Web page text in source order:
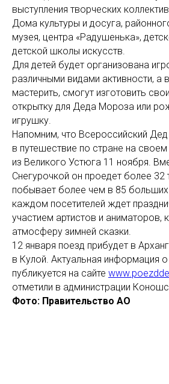
выступления творческих
Дома культуры и досуга,
музея, центра «Радушенька»,
детской школы искусств.
Для детей будет организована
различными видами активности, а
мастерить, смогут изготовить
открытку для Деда Мороза или
игрушку.
Напомним, что Всероссийский
в путешествие по стране на
из Великого Устюга 11 ноября.
Снегурочкой он проедет более 32
побывает более чем в 85
каждом посетителей ждет
участием артистов и аниматоров,
атмосферу зимней сказки.
12 января поезд прибудет в
в Кулой. Актуальная информация
публикуется на сайте
отметили в администрации
Фото: Правительство АО